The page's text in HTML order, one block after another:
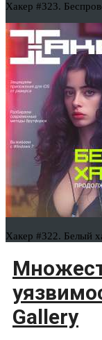
Хакер #323.
Хакер #322. Белый
Gallery